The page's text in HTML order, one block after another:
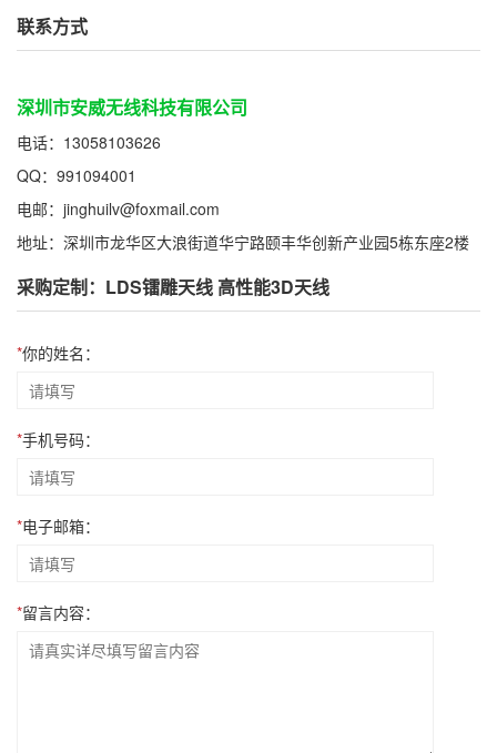
联系方式
深圳市安威无线科技有限公司
电话：13058103626
QQ：991094001
电邮：jinghuilv@foxmail.com
地址：深圳市龙华区大浪街道华宁路颐丰华创新产业园5栋东座2楼
采购定制：LDS镭雕天线 高性能3D天线
*你的姓名：
*手机号码：
*电子邮箱：
*留言内容：